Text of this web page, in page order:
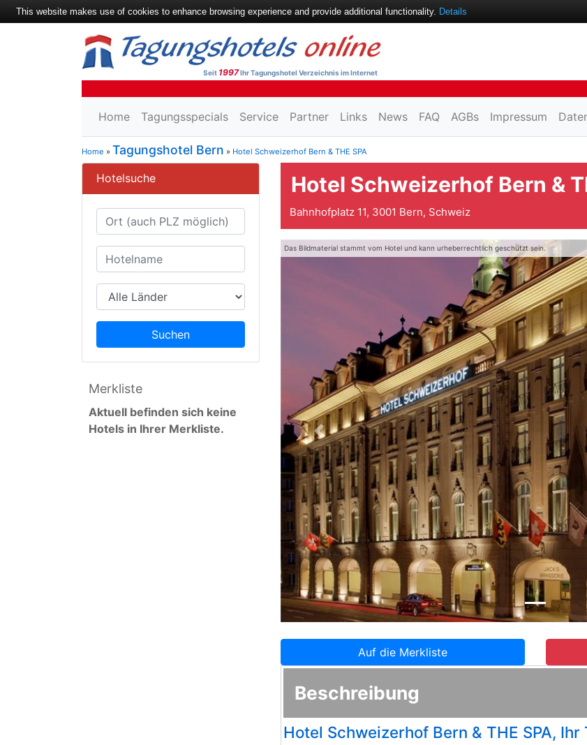
Seit 1997Ihr Tagungshotel Verzeichnis im Internet
Home Tagungsspecials Service Partner Links News FAQ AGBs Impressum
Home » Tagungshotel Bern » Hotel Schweizerhof Bern & THE SPA
Hotelsuche
Suchen
Merkliste
Aktuell befinden sich keine
Hotels in Ihrer Merkliste.
Hotel Schweizerhof Bern &
Bahnhofplatz 11, 3001 Bern, Schweiz
Das Bildmaterial stammt vom Hotel und kann urheberrechtlich geschützt sein.
Zurück
Auf die Merkliste
Beschreibung
Hotel Schweizerhof Bern & THE SPA,
This website makes use of cookies to enhance browsing experience and provide additional functionality. Details